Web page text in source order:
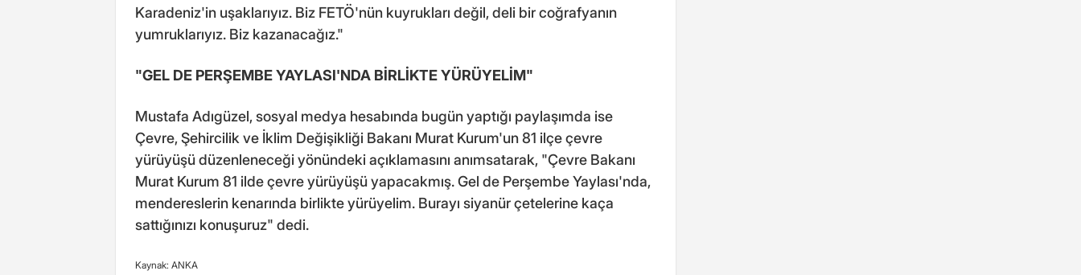
Karadeniz'in uşaklarıyız. Biz FETÖ'nün kuyrukları değil, deli bir coğrafyanın
yumruklarıyız. Biz kazanacağız."
"GEL DE PERŞEMBE YAYLASI'NDA BİRLİKTE YÜRÜYELİM"
Mustafa Adıgüzel, sosyal medya hesabında bugün yaptığı paylaşımda ise
Çevre, Şehircilik ve İklim Değişikliği Bakanı Murat Kurum'un 81 ilçe çevre
yürüyüşü düzenleneceği yönündeki açıklamasını anımsatarak, "Çevre Bakanı
Murat Kurum 81 ilde çevre yürüyüşü yapacakmış. Gel de Perşembe Yaylası'nda,
mendereslerin kenarında birlikte yürüyelim. Burayı siyanür çetelerine kaça
sattığınızı konuşuruz" dedi.
Kaynak: ANKA